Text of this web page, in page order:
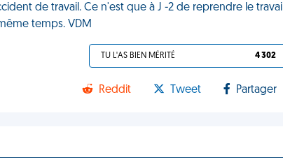
de travail. Ce n'est que à J -2 de reprendre le travail
temps. VDM
TU L'AS BIEN MÉRITÉ 4 302
Reddit Tweet Partager